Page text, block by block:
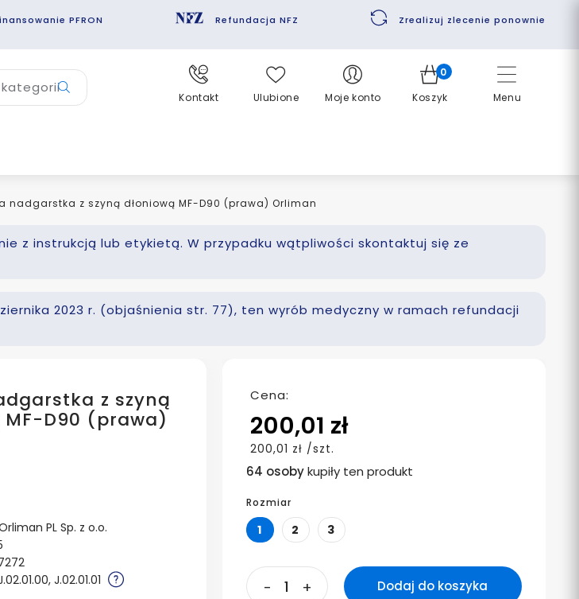
PFRON Refundacja NFZ Zrealizuj zlecenie ponownie
Menu
Kontakt Ulubione Moje konto
0
Koszyk
nadgarstka z szyną dłoniową MF-D90 (prawa) Orliman
z instrukcją lub etykietą. W przypadku wątpliwości skontaktuj się ze
2023 r. (objaśnienia str. 77), ten wyrób medyczny w ramach refundacji
z szyną
MF-D90 (prawa)
PL Sp. z o.o.
J.02.01.01
Cena:
200,01 zł
200,01 zł /szt.
64 osobykupiły ten produkt
Rozmiar
1 2 3
- + Dodaj do koszyka